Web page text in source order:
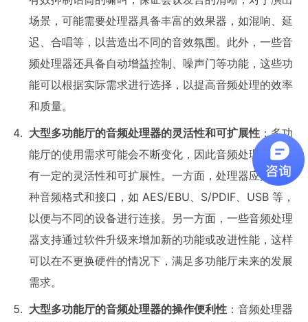
场景，可能需要处理器具备丰富的效果器，如混响、延
迟、合唱等，以营造出不同的音效氛围。此外，一些音
频处理器还具备自动增益控制、噪声门等功能，这些功
能可以根据实际需求进行选择，以提高音频处理的效率
和质量。
大型多功能厅的音频处理器的灵活性和可扩展性：多功
能厅的使用需求可能会不断变化，因此音频处理器应具
有一定的灵活性和可扩展性。一方面，处理器应支持多
种音频格式和接口，如 AES/EBU、S/PDIF、USB 等，
以便与不同的设备进行连接。另一方面，一些音频处理
器支持通过软件升级来增加新的功能或改进性能，这样
可以在不更换硬件的情况下，满足多功能厅未来的发展
需求。
大型多功能厅的音频处理器的操作便利性：音频处理器